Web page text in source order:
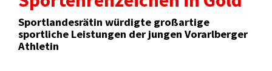
Sportlandesrätin würdigte großartige
sportliche Leistungen der jungen Vorarlberger
Athletin